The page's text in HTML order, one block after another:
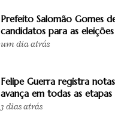
Prefeito Salomão Gomes
candidatos para as
um dia atrás
Felipe Guerra registra
avança em todas as
3 dias atrás